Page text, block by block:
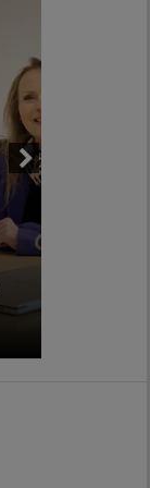
Next